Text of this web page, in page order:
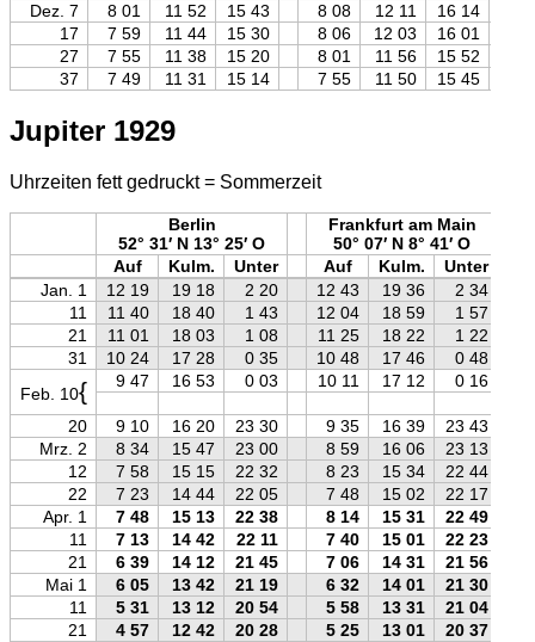
Dez. 7
8 01 11 52 15 43 8 08 12 11 16 14
17
7 59 11 44 15 30 8 06 12 03 16 01
27
7 55 11 38 15 20 8 01 11 56 15 52
37
7 49 11 31 15 14 7 55 11 50 15 45
Jupiter 1929
Uhrzeiten fett gedruckt = Sommerzeit
Berlin
52° 31′ N 13° 25′ O
Frankfurt am Main
50° 07′ N 8° 41′ O
Auf
Kulm. Unter Auf Kulm. Unter
Jan. 1
12 19 19 18 2 20 12 43 19 36 2 34
11
11 40 18 40 1 43 12 04 18 59 1 57
21
11 01 18 03 1 08 11 25 18 22 1 22
31
10 24 17 28 0 35 10 48 17 46 0 48
Feb. 10{ 9 47 16 53 0 03 10 11 17 12 0 16
20 9 10 16 20 23 30 9 35 16 39
23 43
Mrz. 2
8 34 15 47 23 00 8 59 16 06
23 13
12
7 58 15 15 22 32 8 23 15 34
22 44
22
7 23 14 44 22 05 7 48 15 02
22 17
Apr. 1
7 48 15 13 22 38 8 14 15 31
22 49
11
7 13 14 42 22 11 7 40 15 01
22 23
21
6 39 14 12 21 45 7 06 14 31
21 56
Mai 1
6 05 13 42 21 19 6 32 14 01
21 30
11
5 31 13 12 20 54 5 58 13 31
21 04
21
4 57 12 42 20 28 5 25 13 01
20 37